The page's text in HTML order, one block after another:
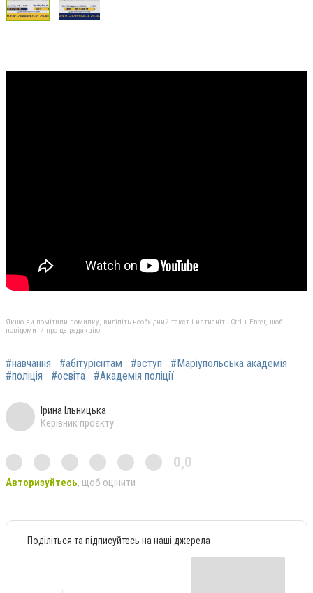
Якщо ви помітили помилку, виділіть необхідний текст і натисніть Ctrl + Enter, щоб
повідомити про це редакцію
#навчання #абітурієнтам #вступ
#Маріупольська академія
#поліція
#освіта #Академія поліції
Ірина Ільницька
Керівник проєкту
0,0
Авторизуйтесь, щоб оцінити
Поділіться та підписуйтесь на наші джерела